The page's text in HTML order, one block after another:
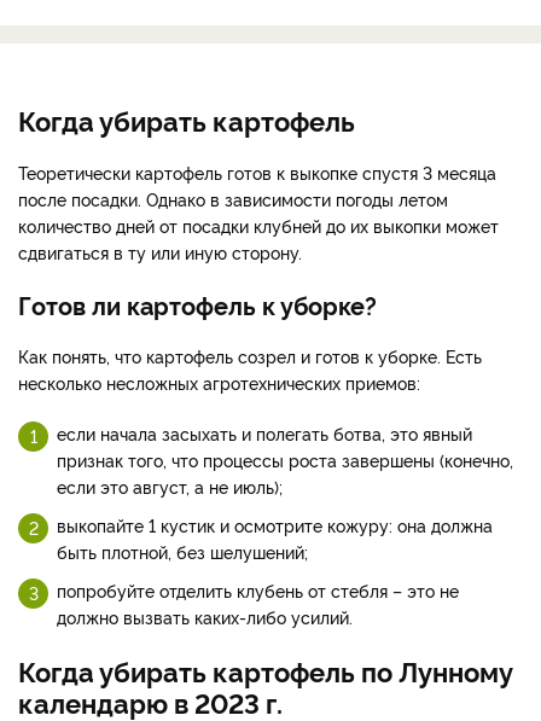
Когда убирать картофель
Теоретически картофель готов к выкопке спустя 3 месяца
после посадки. Однако в зависимости погоды летом
количество дней от посадки клубней до их выкопки может
сдвигаться в ту или иную сторону.
Готов ли картофель к уборке?
Как понять, что картофель созрел и готов к уборке. Есть
несколько несложных агротехнических приемов:
если начала засыхать и полегать ботва, это явный
признак того, что процессы роста завершены (конечно,
если это август, а не июль);
выкопайте 1 кустик и осмотрите кожуру: она должна
быть плотной, без шелушений;
попробуйте отделить клубень от стебля – это не
должно вызвать каких-либо усилий.
Когда убирать картофель по Лунному
календарю в 2023 г.